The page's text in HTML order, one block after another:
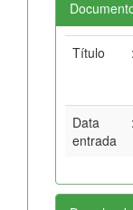
Título :
Data
entrada
: